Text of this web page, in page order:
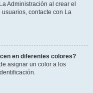
Administración al crear el
contacte con La
en diferentes colores?
asignar un color a los